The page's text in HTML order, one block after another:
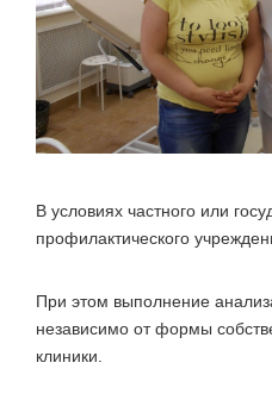
В условиях частного или
профилактического
При этом выполнение
независимо от формы
клиники.